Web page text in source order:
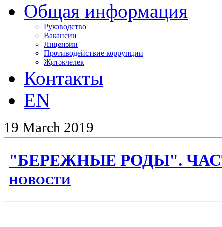
Общая информация
Руководство
Вакансии
Лицензии
Противодействие коррупции
Җитәкчелек
Контакты
EN
19 March 2019
"БЕРЕЖНЫЕ РОДЫ".
НОВОСТИ